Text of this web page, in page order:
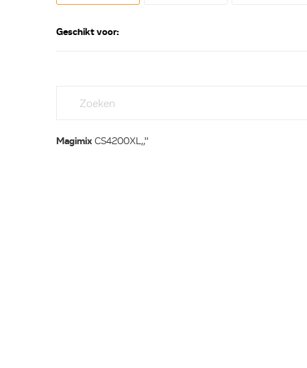
Geschikt voor:
Magimix CS4200XL,,''